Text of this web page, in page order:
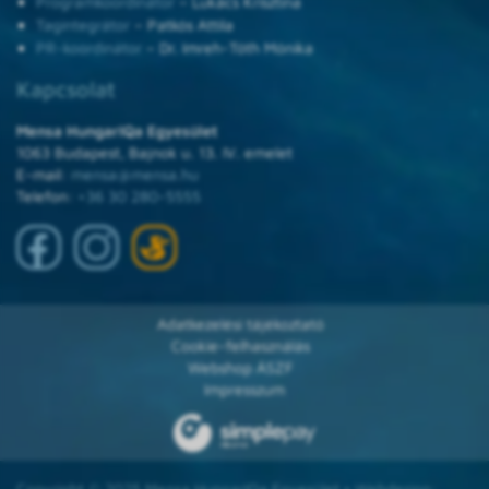
Tagintegrátor
– Patkós Attila
PR-koordinátor – Dr. Imreh-Tóth Mónika
Kapcsolat
Mensa HungarIQa Egyesület
1063 Budapest, Bajnok u. 13. IV. emelet
E-mail: mensa@mensa.hu
Telefon:
+36 30 280-5555
Adatkezelési tájékoztató
Cookie-felhasználás
Webshop ÁSZF
Impresszum